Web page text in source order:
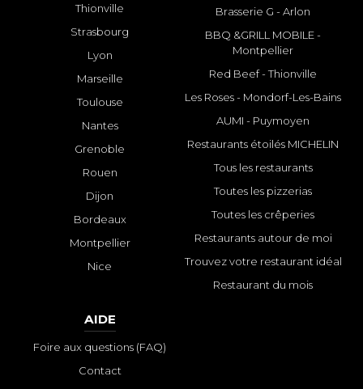
Thionville
Strasbourg
Lyon
Marseille
Toulouse
Nantes
Grenoble
Rouen
Dijon
Bordeaux
Montpellier
Nice
Brasserie G - Arlon
BBQ &GRILL MOBILE -
Montpellier
Red Beef - Thionville
Les Roses - Mondorf-Les-Bains
AUMI - Puymoyen
Restaurants étoilés MICHELIN
Tous les restaurants
Toutes les pizzerias
Toutes les crêperies
Restaurants autour de moi
Trouvez votre restaurant idéal
Restaurant du mois
AIDE
Foire aux questions (FAQ)
Contact